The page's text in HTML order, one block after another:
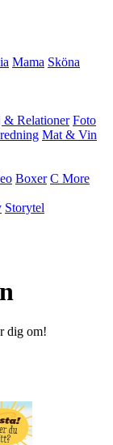
Mama Sköna
& Relationer Foto
Mat & Vin
Boxer C More
Storytel
dig om!